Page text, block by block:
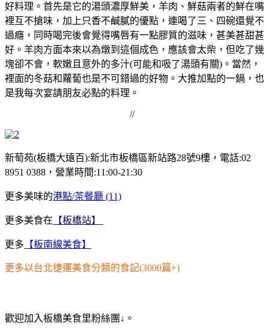
好料理。首先是它的湯頭濃厚鮮美，羊肉、鮮菇兩者的鮮在嘴
裡互不搶味，加上只香不鹹膩的優點，連喝了三、四碗還覺不
過癮，同時喝完後會覺得嘴唇有一點膠質的滋味，甚美甚甜甚
好。羊肉方面本來以為燉到這個成色，應該會太柴，但吃了幾
塊卻不會，軟嫩且意外的多汁(可能和吸了湯頭有關)。當然，
裡面的冬菇和蘿蔔也是不可錯過的好物。大推加點的一鍋，也
是我每次宴請朋友必點的料理。
//
新萄苑(板橋大遠百):新北市板橋區新站路28號9樓，電話:02
8951 0388，營業時間:11:00-21:30
更多美味的港點/茶餐廳 (11)
更多美食在 【板橋站】
更多 【板南線美食】
更多以台北捷運美食分類的食記(3000篇+)
歡迎加入板橋美食里粉絲團↓。